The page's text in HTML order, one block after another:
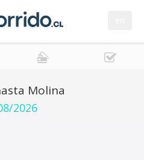
Molina
2026